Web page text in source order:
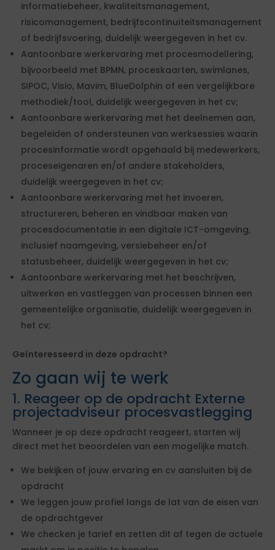
informatiebeheer, kwaliteitsmanagement,
risicomanagement, bedrijfscontinuïteitsmanagement
of bedrijfsvoering, duidelijk weergegeven in het cv.
Aantoonbare werkervaring met procesmodellering,
bijvoorbeeld met BPMN, proceskaarten, swimlanes,
SIPOC, Visio, Mavim, BlueDolphin of een vergelijkbare
methodiek/tool, duidelijk weergegeven in het cv;
Aantoonbare werkervaring met het deelnemen aan,
begeleiden of ondersteunen van werksessies waarin
procesinformatie wordt opgehaald bij medewerkers,
proceseigenaren en/of andere stakeholders,
duidelijk weergegeven in het cv;
Aantoonbare werkervaring met het invoeren,
structureren, beheren en vindbaar maken van
procesdocumentatie in een digitale ICT-omgeving,
inclusief naamgeving, versiebeheer en/of
statusbeheer, duidelijk weergegeven in het cv;
Aantoonbare werkervaring met het beschrijven,
uitwerken en vastleggen van processen binnen een
gemeentelijke organisatie, duidelijk weergegeven in
het cv;
Geïnteresseerd in deze opdracht?
Zo gaan wij te werk
1. Reageer op de opdracht Externe
projectadviseur procesvastlegging
Wanneer je op deze opdracht reageert, starten wij
direct met het beoordelen van een mogelijke match.
We bekijken of jouw ervaring en cv aansluiten bij de
opdracht
We leggen jouw profiel langs de lat van de eisen van
de opdrachtgever
We checken je tarief en zetten dit af tegen de actuele